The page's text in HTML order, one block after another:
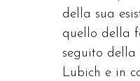
della sua
quello della
seguito
Lubich e in